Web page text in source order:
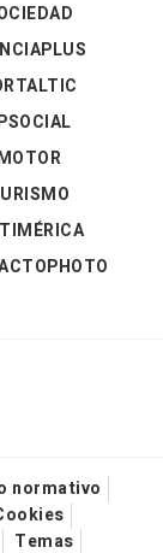
normativo
Temas